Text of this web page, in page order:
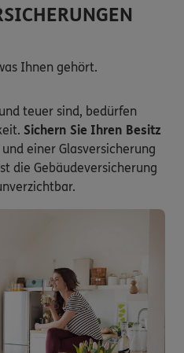
Ihnen gehört.
teuer sind, bedürfen
Sichern Sie Ihren Besitz
einer Glasversicherung
die Gebäudeversicherung